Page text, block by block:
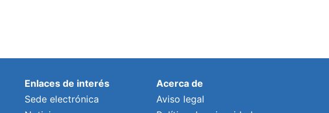
Enlaces de interés
Sede electrónica
Acerca de
Aviso legal